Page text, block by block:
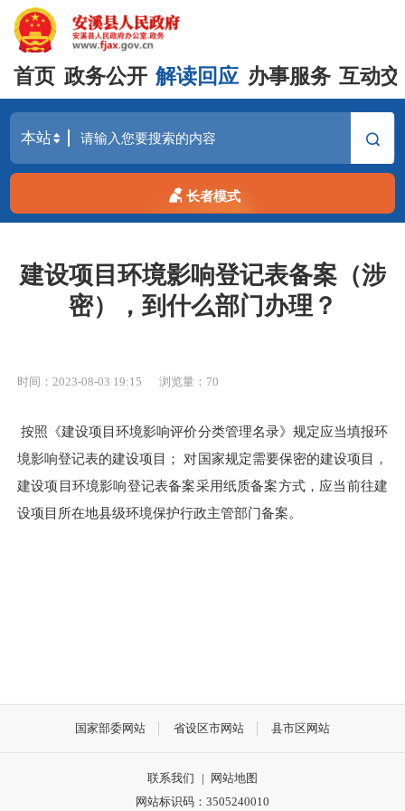
首页 政务公开 解读回应 办事服务 互动
长者模式
建设项目环境影响登记表备案（涉
密），到什么部门办理？
时间：2023-08-03 19:15 浏览量： 70
按照《建设项目环境影响评价分类管理名录》规定应当填报环
境影响登记表的建设项目； 对国家规定需要保密的建设项目，
建设项目环境影响登记表备案采用纸质备案方式，应当前往建
设项目所在地县级环境保护行政主管部门备案。
国家部委网站 省设区市网站 县市区网站
联系我们 |
网站地图
网站标识码：3505240010